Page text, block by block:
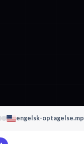
engelsk-